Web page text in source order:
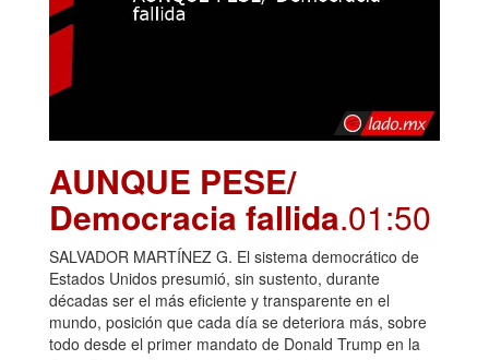
AUNQUE PESE/
Democracia fallida.01:50
SALVADOR MARTÍNEZ G. El sistema democrático de
Estados Unidos presumió, sin sustento, durante
décadas ser el más eficiente y transparente en el
mundo, posición que cada día se deteriora más, sobre
todo desde el primer mandato de Donald Trump en la